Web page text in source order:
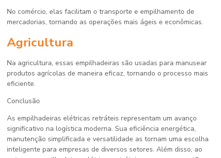
No comércio, elas facilitam o transporte e empilhamento de
mercadorias, tornando as operações mais ágeis e econômicas.
Agricultura
Na agricultura, essas empilhadeiras são usadas para manusear
produtos agrícolas de maneira eficaz, tornando o processo mais
eficiente.
Conclusão
As empilhadeiras elétricas retráteis representam um avanço
significativo na logística moderna. Sua eficiência energética,
manutenção simplificada e versatilidade as tornam uma escolha
inteligente para empresas de diversos setores. Além disso, ao